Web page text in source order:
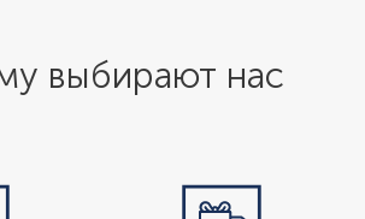
выбирают нас